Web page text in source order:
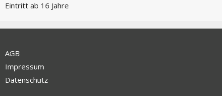
Eintritt ab 16 Jahre
AGB
Impressum
Datenschutz